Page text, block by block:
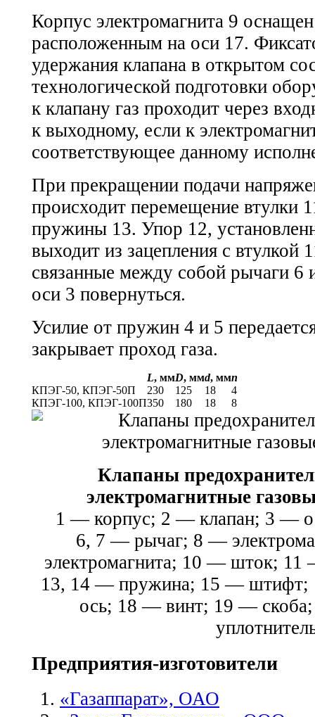
Корпус электромагнита 9
расположенным на оси 17.
удержания клапана в открытом
технологической подготовки
к клапану газ проходит через
к выходному, если к
соответствующее данному
При прекращении подачи
происходит перемещение втулки
пружины 13. Упор 12,
выходит из зацепления с втулкой
связанные между собой рычаги 6
оси 3 повернуться.
Усилие от пружин 4 и 5
закрывает проход газа.
L, ммD, ммd, ммn
КПЭГ-50, КПЭГ-50П 230 125 18
4
КПЭГ-100, КПЭГ-100П350 180 18 8
Клапаны
электромагнитные
1 — корпус; 2 — клапан; 3 —
6, 7 — рычаг; 8 —
электромагнита; 10 — шток;
13, 14 — пружина; 15 —
ось; 18 — винт; 19 —
Предприятия-изготовители
«Газаппарат», ОАО